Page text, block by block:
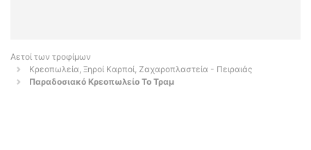
Αετοί των τροφίμων
Κρεοπωλεία, Ξηροί Καρποί, Ζαχαροπλαστεία - Πειραιάς
Παραδοσιακό Κρεοπωλείο Το Τραμ